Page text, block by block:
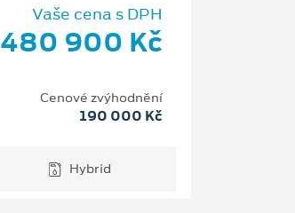
Vaše cena s DPH
480 900 Kč
Cenové zvýhodnění
190 000 Kč
Hybrid